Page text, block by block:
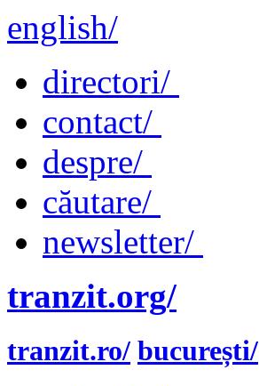
english/
directori/
contact/
despre/
căutare/
newsletter/
tranzit.org/
tranzit.ro/ bucurești/